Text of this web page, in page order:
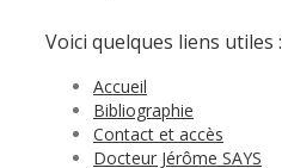
Voici quelques liens utiles :
Accueil
Bibliographie
Contact et accès
Docteur Jérôme SAYS